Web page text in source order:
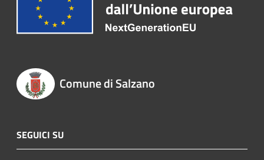
Comune di Salzano
SEGUICI SU